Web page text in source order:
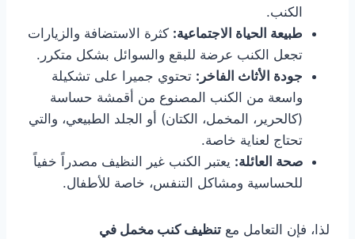
الكنب.
طبيعة الحياة الاجتماعية: كثرة الاستضافة والزيارات
تجعل الكنب عرضة للبقع والسوائل بشكل متكرر.
جودة الأثاث الفاخر: تحتوي جميرا على تشكيلة
واسعة من الكنب المصنوع من أقمشة حساسة
(كالحرير، المخمل، الكتان) أو الجلد الطبيعي، والتي
تحتاج لعناية خاصة.
صحة العائلة: يعتبر الكنب غير النظيف مصدراً خفياً
للحساسية ومشاكل التنفس، خاصة للأطفال.
لذا، فإن التعامل مع تنظيف كنب مخمل في